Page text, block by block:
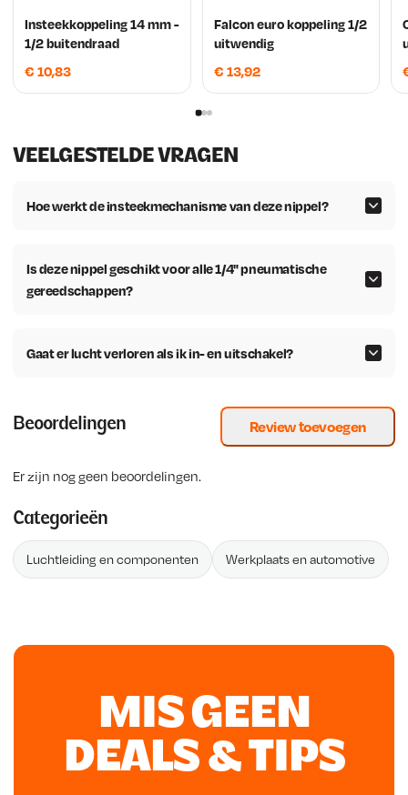
Insteekkoppeling 14 mm -
1/2 buitendraad
€ 10,83
Falcon euro koppeling 1/2
uitwendig
€ 13,92
VEELGESTELDE VRAGEN
Hoe werkt de insteekmechanisme van deze nippel?
Is deze nippel geschikt voor alle 1/4" pneumatische
gereedschappen?
Gaat er lucht verloren als ik in- en uitschakel?
Beoordelingen Review toevoegen
Er zijn nog geen beoordelingen.
Categorieën
Luchtleiding en componenten Werkplaats en automotive
MIS GEEN
DEALS & TIPS